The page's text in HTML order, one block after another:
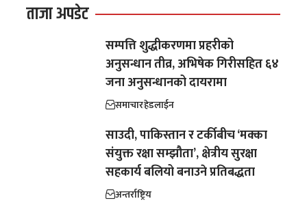
ताजा अपडेट
सम्पत्ति शुद्धीकरणमा प्रहरीको
अनुसन्धान तीव्र, अभिषेक गिरीसहित ६४
जना अनुसन्धानको दायरामा
समाचारहेडलाईन
साउदी, पाकिस्तान र टर्कीबीच ‘मक्का
संयुक्त रक्षा सम्झौता’, क्षेत्रीय सुरक्षा
सहकार्य बलियो बनाउने प्रतिबद्धता
अन्तर्राष्ट्रिय